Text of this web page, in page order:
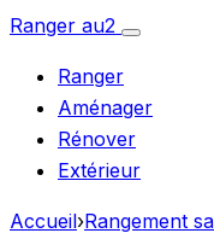
Aller
contenu
Ranger au2
Ouvrir
Ranger
Aménager
Rénover
Extérieur
Accueil›Rangement